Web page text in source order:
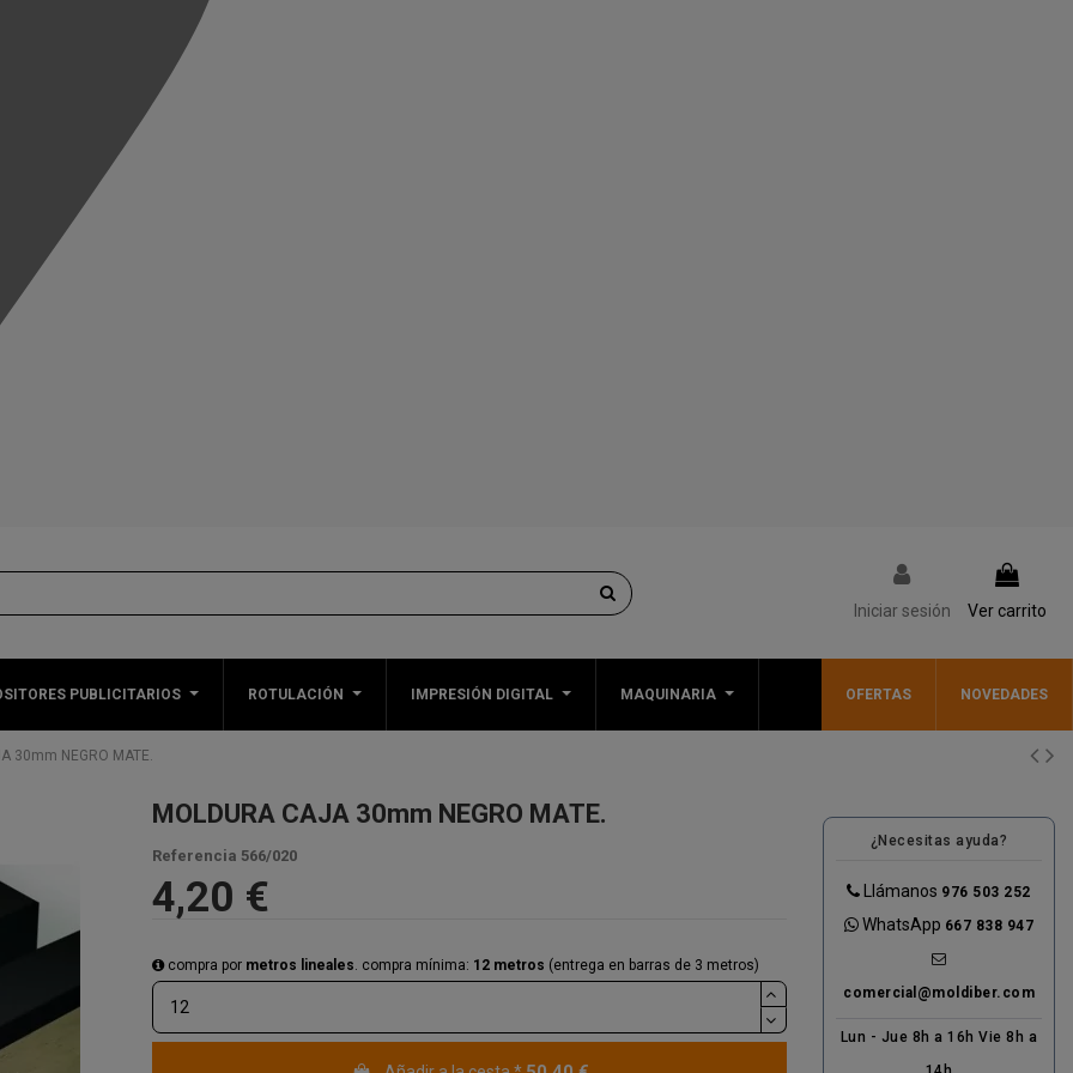
Iniciar sesión Ver carrito
PUBLICITARIOS ROTULACIÓN IMPRESIÓN DIGITAL MAQUINARIA OFERTAS NOVEDADES
30mm NEGRO MATE.
MOLDURA CAJA 30mm NEGRO MATE.
Referencia 566/020
4,20 €
compra por metros lineales. compra mínima: 12 metros (entrega en barras de 3 metros)
¿Necesitas ayuda?
Llámanos 976 503 252
WhatsApp 667 838 947
comercial@moldiber.com
Lun - Jue 8h a 16h Vie 8h a